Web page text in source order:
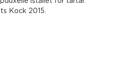
Kock 2015.